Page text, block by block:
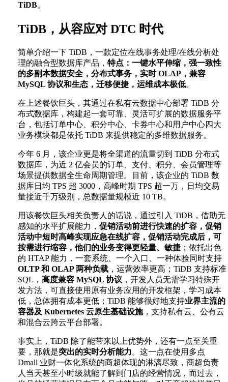
TiDB。
TiDB，从容应对 DTC 时代
简单介绍一下 TiDB，一款定位在线事务处理/在线分析处
理的融合型数据库产品， 特点：一键水平伸缩，强一致性
的多副本数据安全，分布式事务，实时 OLAP，兼容
MySQL 协议和生态，迁移便捷，运维成本极低。
在上述餐饮巨头，其通过在私有云数据中心部署 TiDB 分
布式数据库，构建起一套可靠、灵活可扩展的数据服务平
台，包括订单中心、积分中心、卡券中心和用户中心四大
业务模块都是依托 TiDB 来提供稳定的多维数据服务。
今年 6 月，该企业更是将全渠道的流量切到 TiDB 分布式
数据库，为近 2 亿会员的订单、支付、积分、会员管理等
场景提供数据全生命周期管理。目前，该企业的 TiDB 数
据库日均 TPS 超 3000，高峰时期 TPS 超一万，日均交易
量接近千万级别，总数据量规模近 10 TB。
用该餐饮巨头相关负责人的话说，通过引入 TiDB，借助无
感知的水平扩展能力， 促销活动前进行快速的扩容，促销
活动中短时高峰实现应急在线扩容，促销活动完成后，可
按需进行缩容，他们的业务变得更轻量、敏捷 ；依托出色
的 HTAP 能力，一套系统、一个入口、一种体验同时支持
OLTP 和 OLAP 两种负载 ，运营效率更高；TiDB 支持标准
SQL， 高度兼容 MySQL 协议 ，开发人员无需学习特殊开
发方法，可直接使用原有业务应用的开发框架，学习成本
低，总体拥有成本更低；TiDB 能够很好地支持业界主流的
容器及 Kubernetes 云原生基础设施，支持私有云、公有云
和混合云跨云平台部署。
事实上，TiDB 除了能带来以上优势外，还有一点至关重
要，那就是突出的实时分析能力。这一点在使用多点
Dmall 业财一体化系统的商超体现的淋漓尽致，商超负责
人当天甚至小时级就能了解到门店的经营情况，而过去，